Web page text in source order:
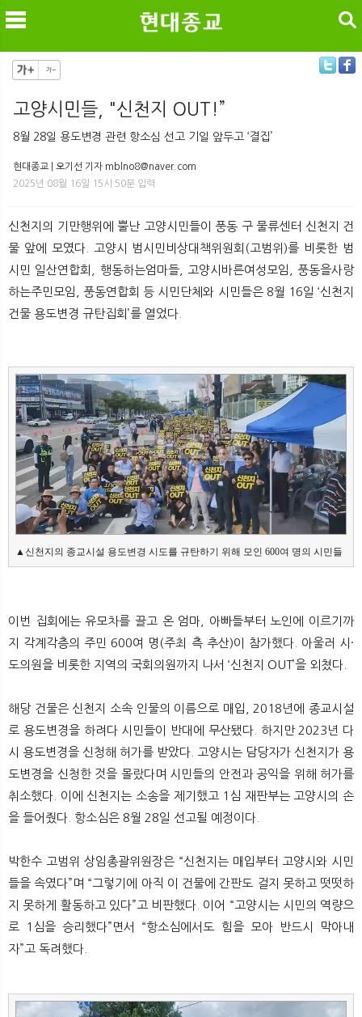
메
뉴 색
검색
고양시민들, "신천지 OUT!”
8월 28일 용도변경 관련 항소심 선고 기일 앞두고 ‘결집’
현대종교 | 오기선 기자 mblno8@naver.com
2025년 08월 16일 15시 50분 입력
신천지의 기만행위에 뿔난 고양시민들이 풍동 구 물류센터 신천지 건
물 앞에 모였다. 고양시 범시민비상대책위원회(고범위)를 비롯한 범
시민 일산연합회, 행동하는엄마들, 고양시바른여성모임, 풍동을사랑
하는주민모임, 풍동연합회 등 시민단체와 시민들은 8월 16일 ‘신천지
건물 용도변경 규탄집회’를 열었다.
▲신천지의 종교시설 용도변경 시도를 규탄하기 위해 모인 600여 명의 시민들
이번 집회에는 유모차를 끌고 온 엄마, 아빠들부터 노인에 이르기까
지 각계각층의 주민 600여 명(주최 측 추산)이 참가했다. 아울러 시·
도의원을 비롯한 지역의 국회의원까지 나서 ‘신천지 OUT’을 외쳤다.
해당 건물은 신천지 소속 인물의 이름으로 매입, 2018년에 종교시설
로 용도변경을 하려다 시민들이 반대에 무산됐다. 하지만 2023년 다
시 용도변경을 신청해 허가를 받았다. 고양시는 담당자가 신천지가 용
도변경을 신청한 것을 몰랐다며 시민들의 안전과 공익을 위해 허가를
취소했다. 이에 신천지는 소송을 제기했고 1심 재판부는 고양시의 손
을 들어줬다. 항소심은 8월 28일 선고될 예정이다.
박한수 고범위 상임총괄위원장은 “신천지는 매입부터 고양시와 시민
들을 속였다”며 “그렇기에 아직 이 건물에 간판도 걸지 못하고 떳떳하
지 못하게 활동하고 있다”고 비판했다. 이어 “고양시는 시민의 역량으
로 1심을 승리했다”면서 “항소심에서도 힘을 모아 반드시 막아내
자”고 독려했다.